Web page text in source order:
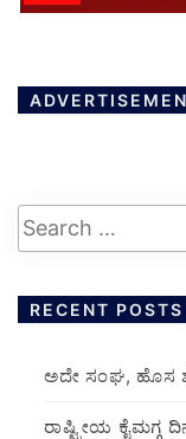
RECENT POSTS
ಅದೇ ಸಂಘ, ಹೊಸ
ರಾಷ್ಟ್ರೀಯ ಕೈಮಗ್ಗ